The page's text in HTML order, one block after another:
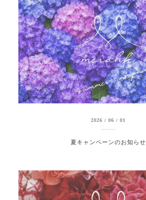
2026 / 06 / 01
夏キャンペーンのお知らせ